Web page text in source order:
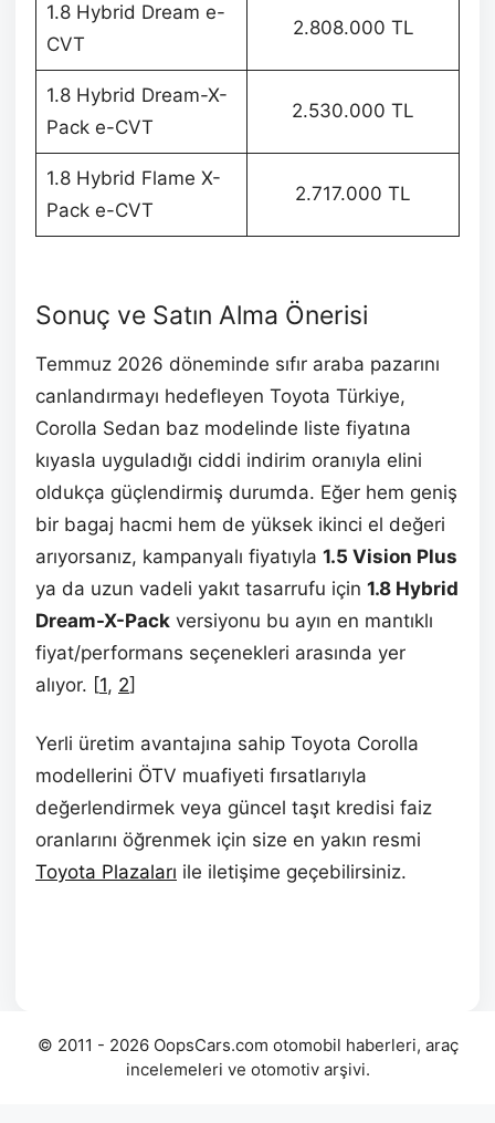
1.8 Hybrid Dream e-
CVT
2.808.000 TL
1.8 Hybrid Dream-X-
Pack e-CVT
2.530.000 TL
1.8 Hybrid Flame X-
Pack e-CVT
2.717.000 TL
Sonuç ve Satın Alma Önerisi
Temmuz 2026 döneminde sıfır araba pazarını
canlandırmayı hedefleyen Toyota Türkiye,
Corolla Sedan baz modelinde liste fiyatına
kıyasla uyguladığı ciddi indirim oranıyla elini
oldukça güçlendirmiş durumda. Eğer hem geniş
bir bagaj hacmi hem de yüksek ikinci el değeri
arıyorsanız, kampanyalı fiyatıyla 1.5 Vision Plus
ya da uzun vadeli yakıt tasarrufu için 1.8 Hybrid
Dream-X-Pack versiyonu bu ayın en mantıklı
fiyat/performans seçenekleri arasında yer
alıyor. [1, 2]
Yerli üretim avantajına sahip Toyota Corolla
modellerini ÖTV muafiyeti fırsatlarıyla
değerlendirmek veya güncel taşıt kredisi faiz
oranlarını öğrenmek için size en yakın resmi
Toyota Plazaları ile iletişime geçebilirsiniz.
© 2011 - 2026 OopsCars.com otomobil haberleri, araç
incelemeleri ve otomotiv arşivi.